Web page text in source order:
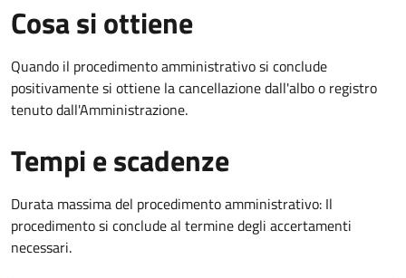
Cosa si ottiene
Quando il procedimento amministrativo si conclude
positivamente si ottiene la cancellazione dall'albo o registro
tenuto dall'Amministrazione.
Tempi e scadenze
Durata massima del procedimento amministrativo: Il
procedimento si conclude al termine degli accertamenti
necessari.